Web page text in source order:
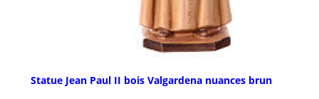
Statue Jean Paul II bois Valgardena nuances brun